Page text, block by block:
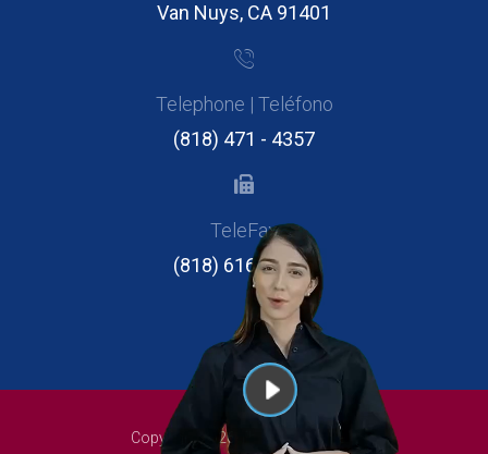
Van Nuys, CA 91401
Telephone | Teléfono
(818) 471 - 4357
TeleFax
(818) 616 - 2946
Copyright 2026 The Legal Expres.